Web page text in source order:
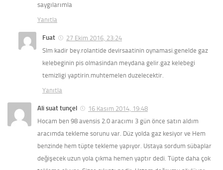
saygılarımla
Yanıtla
Fuat
27 Ekim 2016, 23:24
Slm kadir bey.rolantide devirsaatinin oynamasi.genelde gaz
kelebeginin pis olmasindan meydana gelir.gaz kelebegi
temizligi yaptirin.muhtemelen duzelecektir.
Yanıtla
Ali suat tunçel
16 Kasım 2014, 19:48
Hocam ben 98 avensis 2.0 aracımı 3 gün önce satın aldım
aracımda tekleme sorunu var. Düz yolda gaz kesiyor ve Hem
benzinde hem tüpte tekleme yapıyor. Ustaya sordum sübaplar
değişecek uzun yola çıkma hemen yaptır dedi. Tüpte daha çok